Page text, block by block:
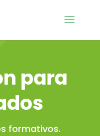
para
formativos.